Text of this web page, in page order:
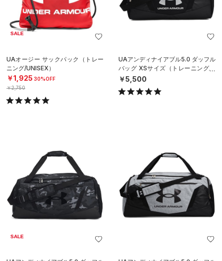
SALE
UAオージー サックパック（トレー
ニング/UNISEX）
￥1,925 30%OFF
￥2,750
UAアンディナイアブル5.0 ダッフル
バッグ XSサイズ（トレーニング/U
NISEX）
￥5,500
SALE